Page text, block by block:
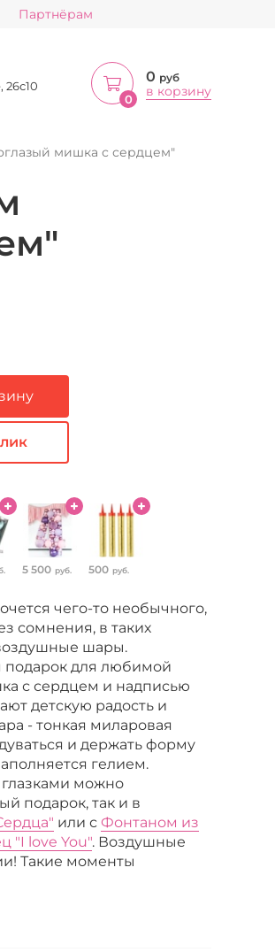
Партнёрам
0
0 руб
в корзину
мишка с сердцем"
5 500 руб. 500 руб.
чего-то необычного,
сомнения, в таких
шары.
для любимой
с сердцем и надписью
детскую радость и
- тонкая миларовая
и держать форму
гелием.
можно
подарок, так и в
или с Фонтаном из
"I love You". Воздушные
Такие моменты